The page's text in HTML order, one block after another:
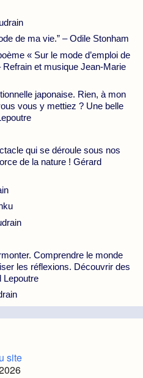
de ma vie.” – Odile Stonham
« Sur le mode d’emploi de
Refrain et musique Jean-Marie
japonaise. Rien, à mon
vous y mettiez ? Une belle
qui se déroule sous nos
de la nature ! Gérard
Comprendre le monde
les réflexions. Découvrir des
Lepoutre
site